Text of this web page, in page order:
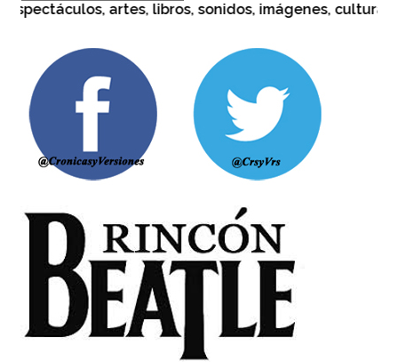
artes, libros, sonidos, imágenes, cultura.